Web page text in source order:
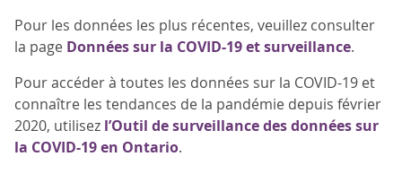
Pour les données les plus récentes, veuillez consulter
la page Données sur la COVID-19 et surveillance.
Pour accéder à toutes les données sur la COVID-19 et
connaître les tendances de la pandémie depuis février
2020, utilisez l’Outil de surveillance des données sur
la COVID-19 en Ontario.